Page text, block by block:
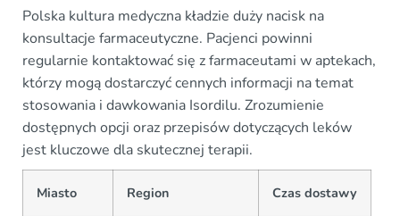
Polska kultura medyczna kładzie duży nacisk na
konsultacje farmaceutyczne. Pacjenci powinni
regularnie kontaktować się z farmaceutami w aptekach,
którzy mogą dostarczyć cennych informacji na temat
stosowania i dawkowania Isordilu. Zrozumienie
dostępnych opcji oraz przepisów dotyczących leków
jest kluczowe dla skutecznej terapii.
Miasto Region Czas dostawy